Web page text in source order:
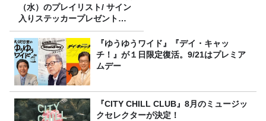
（水）のプレイリスト/ サイン
入りステッカープレゼント有
り
『ゆうゆうワイド』『デイ・キャッ
チ！』が１日限定復活。9/21はプレミア
ムデー
『CITY CHILL CLUB』8月のミュージッ
クセレクターが決定！